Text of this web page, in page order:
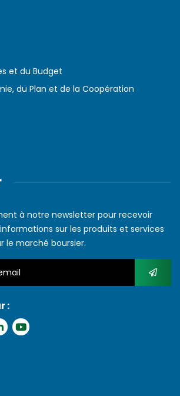
et du Budget
du Plan et de la Coopération
à notre newsletter pour recevoir
sur les produits et services
le marché boursier.
: